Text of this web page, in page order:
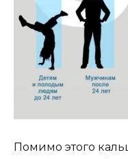
Помимо этого